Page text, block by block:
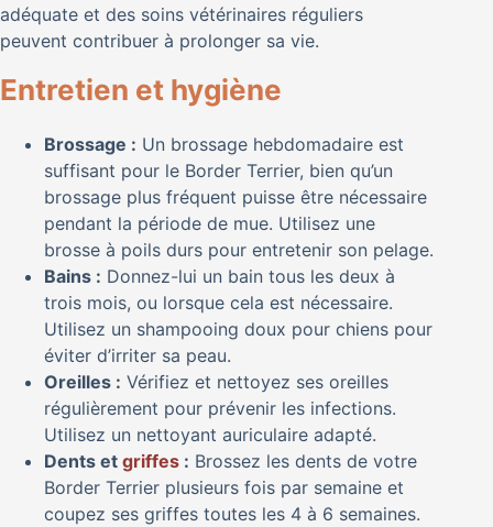
adéquate et des soins vétérinaires réguliers
peuvent contribuer à prolonger sa vie.
Entretien et hygiène
Brossage : Un brossage hebdomadaire est
suffisant pour le Border Terrier, bien qu’un
brossage plus fréquent puisse être nécessaire
pendant la période de mue. Utilisez une
brosse à poils durs pour entretenir son pelage.
Bains : Donnez-lui un bain tous les deux à
trois mois, ou lorsque cela est nécessaire.
Utilisez un shampooing doux pour chiens pour
éviter d’irriter sa peau.
Oreilles : Vérifiez et nettoyez ses oreilles
régulièrement pour prévenir les infections.
Utilisez un nettoyant auriculaire adapté.
Dents et griffes : Brossez les dents de votre
Border Terrier plusieurs fois par semaine et
coupez ses griffes toutes les 4 à 6 semaines.